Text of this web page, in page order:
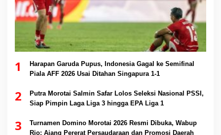
1
Harapan Garuda Pupus, Indonesia Gagal ke Semifinal
Piala AFF 2026 Usai Ditahan Singapura 1-1
2
Putra Morotai Salmin Safar Lolos Seleksi Nasional PSSI,
Siap Pimpin Laga Liga 3 hingga EPA Liga 1
3
Turnamen Domino Morotai 2026 Resmi Dibuka, Wabup
Rio: Ajang Pererat Persaudaraan dan Promosi Daerah